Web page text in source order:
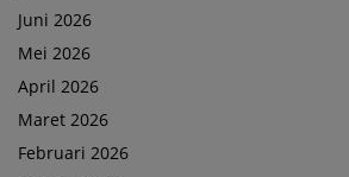
Juni 2026
Mei 2026
April 2026
Maret 2026
Februari 2026